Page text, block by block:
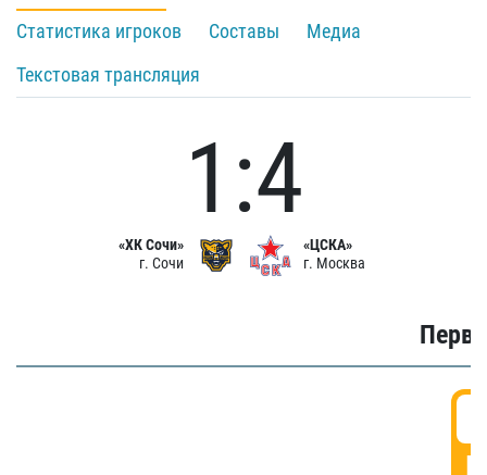
Статистика игроков
Составы
Медиа
Текстовая трансляция
«ХК Сочи»
г. Сочи
1:4
«ЦСКА»
г. Москва